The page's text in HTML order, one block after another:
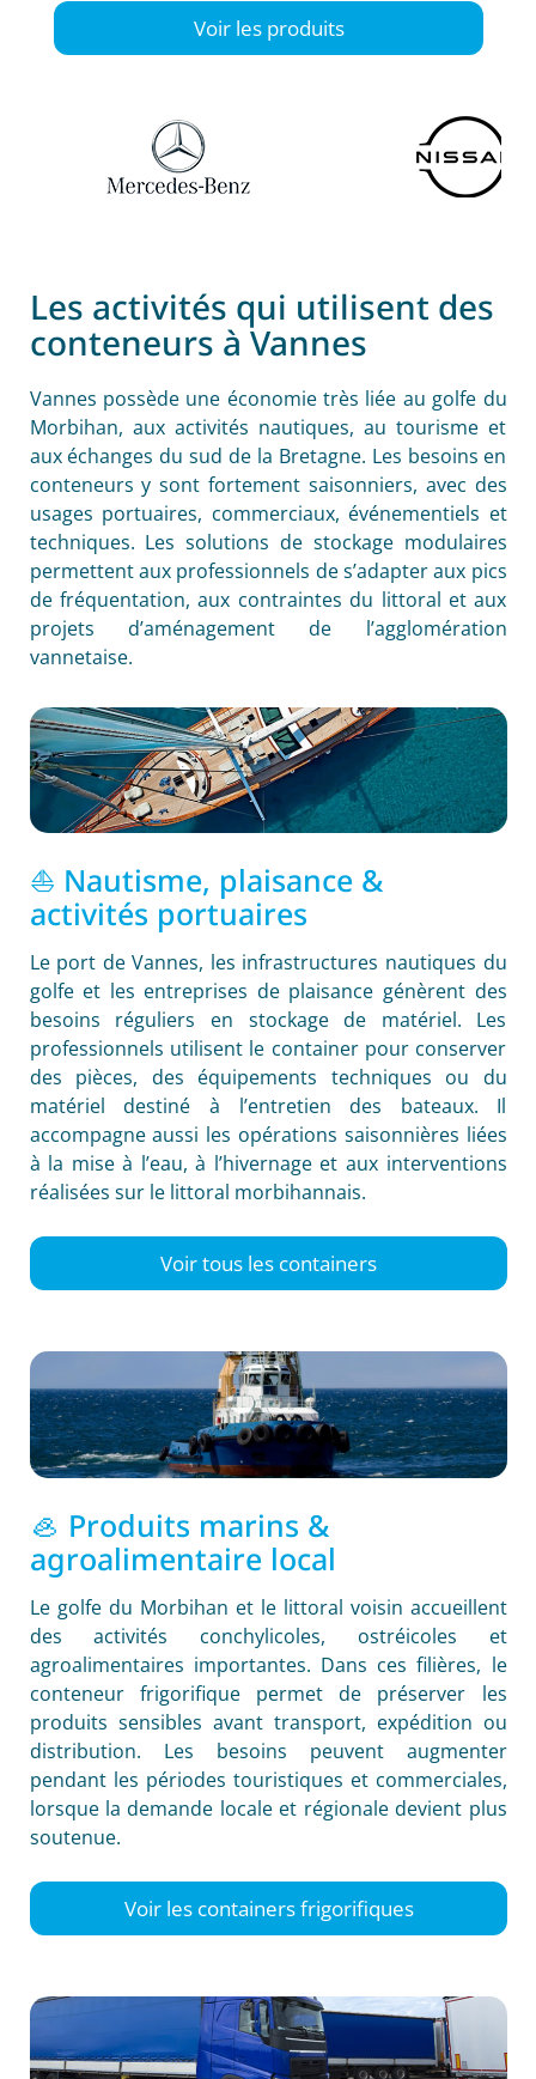
Voir les produits
Les activités qui utilisent des
conteneurs à Vannes
Vannes possède une économie très liée au golfe du
Morbihan, aux activités nautiques, au tourisme et
aux échanges du sud de la Bretagne. Les besoins en
conteneurs y sont fortement saisonniers, avec des
usages portuaires, commerciaux, événementiels et
techniques. Les solutions de stockage modulaires
permettent aux professionnels de s’adapter aux pics
de fréquentation, aux contraintes du littoral et aux
projets d’aménagement de l’agglomération
vannetaise.
⛵ Nautisme, plaisance &
activités portuaires
Le port de Vannes, les infrastructures nautiques du
golfe et les entreprises de plaisance génèrent des
besoins réguliers en stockage de matériel. Les
professionnels utilisent le container pour conserver
des pièces, des équipements techniques ou du
matériel destiné à l’entretien des bateaux. Il
accompagne aussi les opérations saisonnières liées
à la mise à l’eau, à l’hivernage et aux interventions
réalisées sur le littoral morbihannais.
Voir tous les containers
🦪 Produits marins &
agroalimentaire local
Le golfe du Morbihan et le littoral voisin accueillent
des activités conchylicoles, ostréicoles et
agroalimentaires importantes. Dans ces filières, le
conteneur frigorifique permet de préserver les
produits sensibles avant transport, expédition ou
distribution. Les besoins peuvent augmenter
pendant les périodes touristiques et commerciales,
lorsque la demande locale et régionale devient plus
soutenue.
Voir les containers frigorifiques